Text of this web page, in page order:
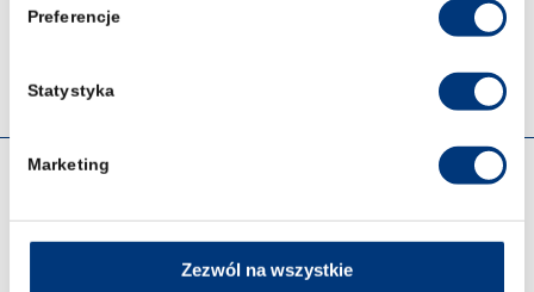
Preferencje
Statystyka
Marketing
Zezwól na wszystkie
Prawo 5-letnie studia